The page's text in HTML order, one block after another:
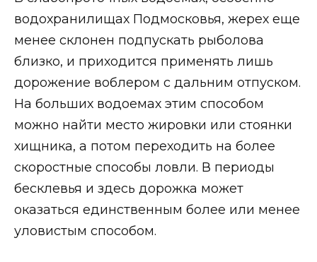
водохранилищах Подмосковья, жерех еще
менее склонен подпускать рыболова
близко, и приходится применять лишь
дорожение воблером с дальним отпуском.
На больших водоемах этим способом
можно найти место жировки или стоянки
хищника, а потом переходить на более
скоростные способы ловли. В периоды
бесклевья и здесь дорожка может
оказаться единственным более или менее
уловистым способом.